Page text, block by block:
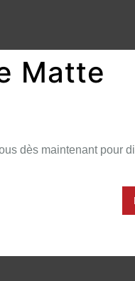
Matte
dès maintenant pour